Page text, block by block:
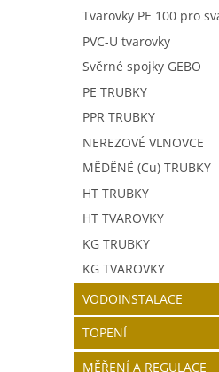
Tvarovky PE 100 pro
PVC-U tvarovky
Svěrné spojky GEBO
PE TRUBKY
PPR TRUBKY
NEREZOVÉ VLNOVCE
MĚDĚNÉ (Cu) TRUBKY
HT TRUBKY
HT TVAROVKY
KG TRUBKY
KG TVAROVKY
VODOINSTALACE
TOPENÍ
MĚŘENÍ A REGULACE